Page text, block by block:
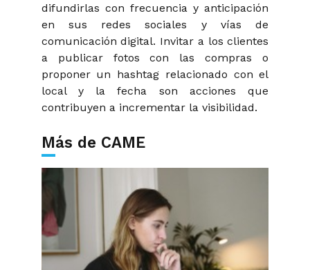
difundirlas con frecuencia y anticipación
en sus redes sociales y vías de
comunicación digital. Invitar a los clientes
a publicar fotos con las compras o
proponer un hashtag relacionado con el
local y la fecha son acciones que
contribuyen a incrementar la visibilidad.
Más de CAME